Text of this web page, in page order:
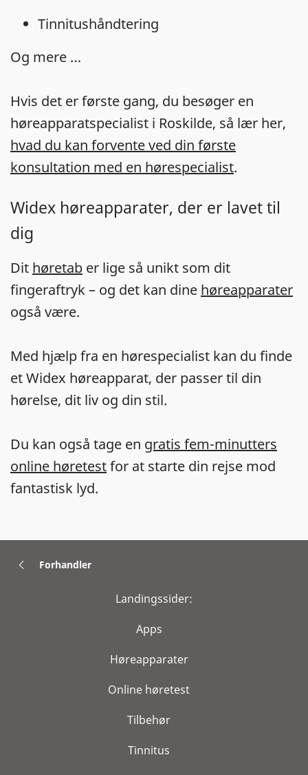
Tinnitushåndtering
Og mere …
Hvis det er første gang, du besøger en
høreapparatspecialist i Roskilde, så lær her,
hvad du kan forvente ved din første
konsultation med en hørespecialist.
Widex høreapparater, der er lavet til
dig
Dit høretab er lige så unikt som dit
fingeraftryk – og det kan dine høreapparater
også være.
Med hjælp fra en hørespecialist kan du finde
et Widex høreapparat, der passer til din
hørelse, dit liv og din stil.
Du kan også tage en gratis fem-minutters
online høretestfor at starte din rejse mod
fantastisk lyd.
Forhandler
Landingssider:
Apps
Høreapparater
Online høretest
Tilbehør
Tinnitus